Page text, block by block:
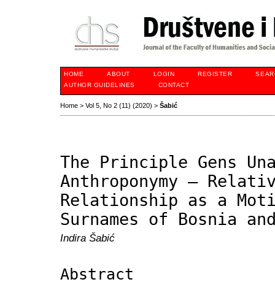
HOME ABOUT LOGIN REGISTER
AUTHOR GUIDELINES
CONTACT
Home > Vol 5, No 2 (11) (2020) > Šabić
The Principle Gens
Anthroponymy –
Relationship as a
Surnames of Bosnia
Indira Šabić
Abstract